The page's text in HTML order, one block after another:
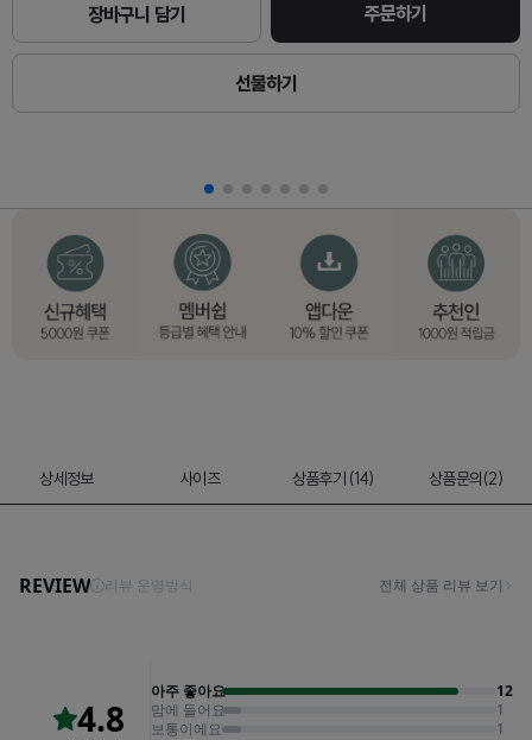
장바구니 담기 주문하기
선물하기
상세정보 사이즈 상품후기 (14) 상품문의(2)